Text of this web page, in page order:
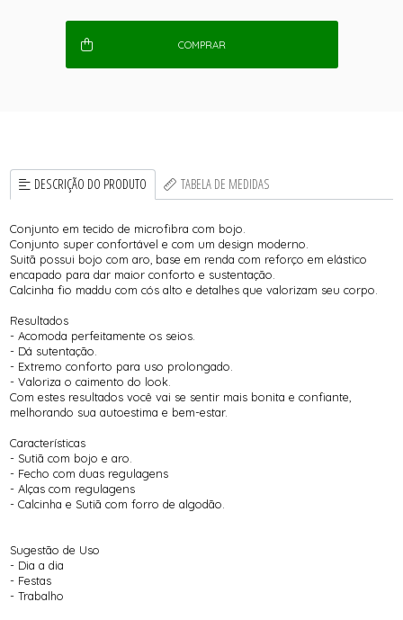
COMPRAR
DESCRIÇÃO DO PRODUTO TABELA DE MEDIDAS
Conjunto em tecido de microfibra com bojo.
Conjunto super confortável e com um design moderno.
Suitã possui bojo com aro, base em renda com reforço em elástico
encapado para dar maior conforto e sustentação.
Calcinha fio maddu com cós alto e detalhes que valorizam seu corpo.
Resultados
- Acomoda perfeitamente os seios.
- Dá sutentação.
- Extremo conforto para uso prolongado.
- Valoriza o caimento do look.
Com estes resultados você vai se sentir mais bonita e confiante,
melhorando sua autoestima e bem-estar.
Características
- Sutiã com bojo e aro.
- Fecho com duas regulagens
- Alças com regulagens
- Calcinha e Sutiã com forro de algodão.
Sugestão de Uso
- Dia a dia
- Festas
- Trabalho